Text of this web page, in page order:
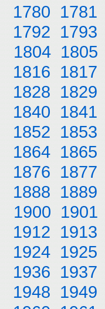
1780 1781
1792 1793
1804 1805
1816 1817
1828 1829
1840 1841
1852 1853
1864 1865
1876 1877
1888 1889
1900 1901
1912 1913
1924 1925
1936 1937
1948 1949